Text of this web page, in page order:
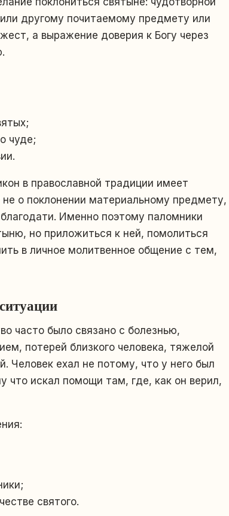
другому почитаемому предмету или
а выражение доверия к Богу через
чуде;
в православной традиции имеет
о поклонении материальному предмету,
Именно поэтому паломники
но приложиться к ней, помолиться
в личное молитвенное общение с тем,
часто было связано с болезнью,
потерей близкого человека, тяжелой
Человек ехал не потому, что у него был
что искал помощи там, где, как он верил,
святого.